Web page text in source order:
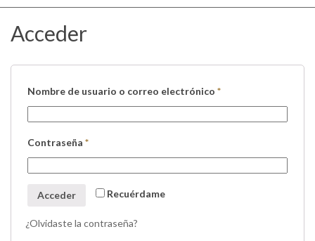
Acceder
Nombre de usuario o correo electrónico *
Contraseña *
Recuérdame
Acceder
¿Olvidaste la contraseña?